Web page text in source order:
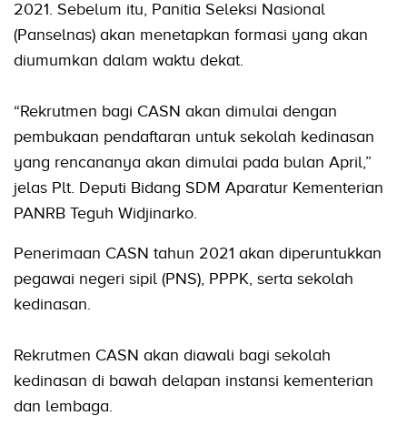
2021. Sebelum itu, Panitia Seleksi Nasional
(Panselnas) akan menetapkan formasi yang akan
diumumkan dalam waktu dekat.
“Rekrutmen bagi CASN akan dimulai dengan
pembukaan pendaftaran untuk sekolah kedinasan
yang rencananya akan dimulai pada bulan April,”
jelas Plt. Deputi Bidang SDM Aparatur Kementerian
PANRB Teguh Widjinarko.
Penerimaan CASN tahun 2021 akan diperuntukkan
pegawai negeri sipil (PNS), PPPK, serta sekolah
kedinasan.
Rekrutmen CASN akan diawali bagi sekolah
kedinasan di bawah delapan instansi kementerian
dan lembaga.